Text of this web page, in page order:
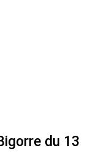
du 13